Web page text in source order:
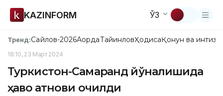
KAZINFORM ЎЗ
Тренд:Сайлов-2026АқордаТайинловҲодисаҚонун ва
18:10, 23 Март 2024
Туркистон-Самарқанд йўналишида
ҳаво қатнови очилди